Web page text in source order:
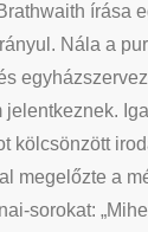
írása
Nála a
jelentkeznek.
kölcsönzött
megelőzte a
sorokat: